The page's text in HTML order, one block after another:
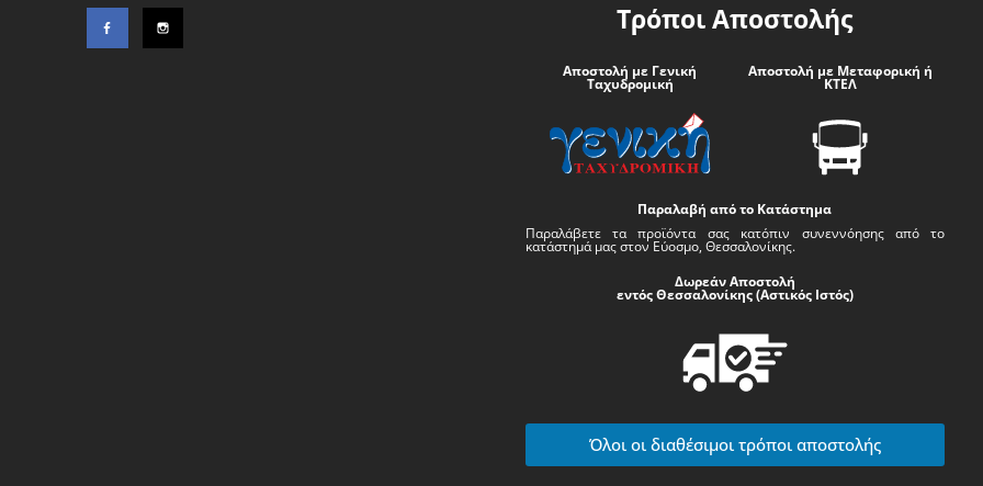
Τρόποι Αποστολής
Αποστολή με Γενική
Ταχυδρομική
Αποστολή με Μεταφορική ή
ΚΤΕΛ
Παραλαβή από το Κατάστημα
Παραλάβετε τα προϊόντα σας κατόπιν συνεννόησης από το
κατάστημά μας στον Εύοσμο, Θεσσαλονίκης.
Δωρεάν Αποστολή
εντός Θεσσαλονίκης (Αστικός Ιστός)
Όλοι οι διαθέσιμοι τρόποι αποστολής